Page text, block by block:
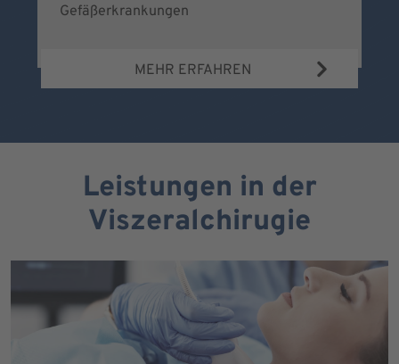
Gefäßerkrankungen
MEHR ERFAHREN
Leistungen in der
Viszeralchirugie